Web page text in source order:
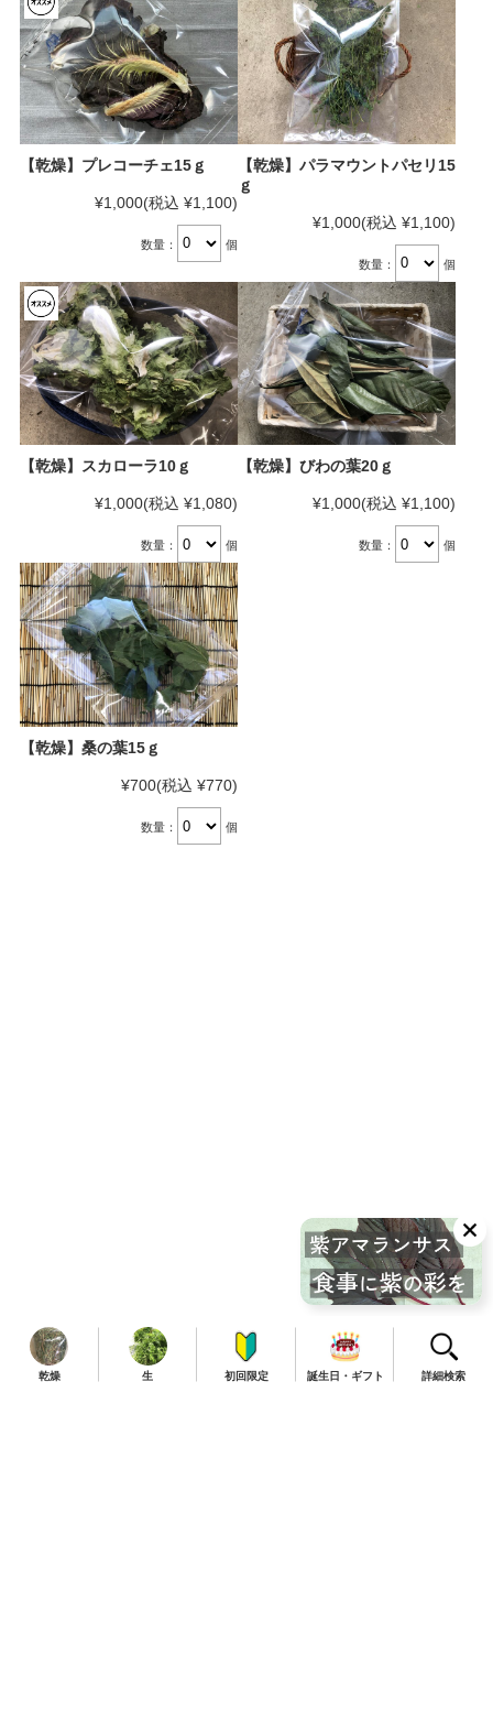
【乾燥】プレコーチェ15ｇ
¥1,000(税込 ¥1,100)
数量： 個
【乾燥】パラマウントパセリ15
ｇ
¥1,000(税込 ¥1,100)
数量： 個
【乾燥】スカローラ10ｇ
¥1,000(税込 ¥1,080)
数量： 個
【乾燥】びわの葉20ｇ
¥1,000(税込 ¥1,100)
数量： 個
【乾燥】桑の葉15ｇ
¥700(税込 ¥770)
数量： 個
乾燥 生 初回限定 誕生日・ギフト 詳細検索